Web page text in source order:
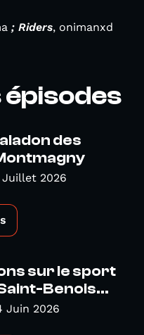
; Riders, onimanxd
des
2026
sur le sport
Benois...
Juin 2026